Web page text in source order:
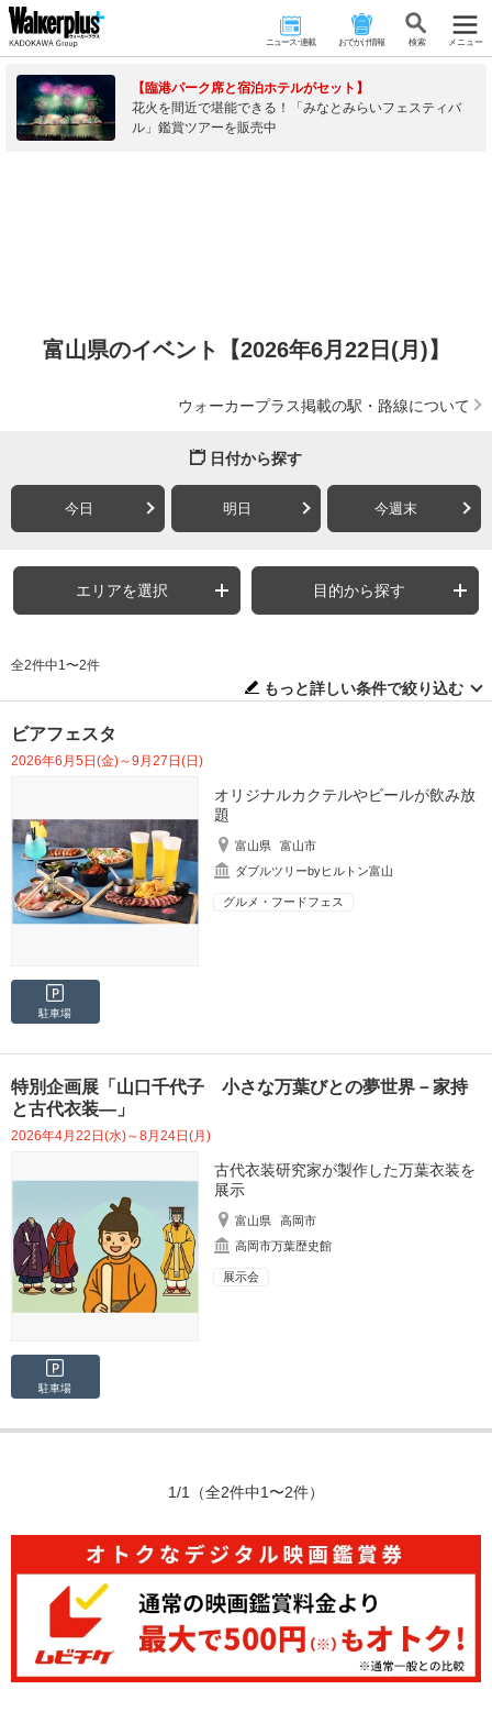
ニュース･連載 おでかけ情報 検 索 メニュー
【臨港パーク席と宿泊ホテルがセット】
花火を間近で堪能できる！「みなとみらいフェスティバ
ル」鑑賞ツアーを販売中
富山県のイベント【2026年6月22日(月)】
ウォーカープラス掲載の駅・路線について
日付から探す
今日 明日 今週末
エリアを選択 目的から探す
全2件中1〜2件
もっと詳しい条件で絞り込む
ビアフェスタ
2026年6月5日(金)～9月27日(日)
オリジナルカクテルやビールが飲み放
題
富山県
富山市
ダブルツリーbyヒルトン富山
グルメ・フードフェス
駐車場
特別企画展「山口千代子 小さな万葉びとの夢世界－家持
と古代衣装―」
2026年4月22日(水)～8月24日(月)
古代衣装研究家が製作した万葉衣装を
展示
富山県
高岡市
高岡市万葉歴史館
展示会
駐車場
1/1 （全2件中1〜2件）